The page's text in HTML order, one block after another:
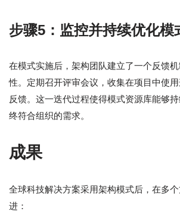
步骤5：监控并持续优化模
在模式实施后，架构团队建立了一个反馈
性。定期召开评审会议，收集在项目中使
反馈。这一迭代过程使得模式资源库能够
终符合组织的需求。
成果
全球科技解决方案采用架构模式后，在多
进：